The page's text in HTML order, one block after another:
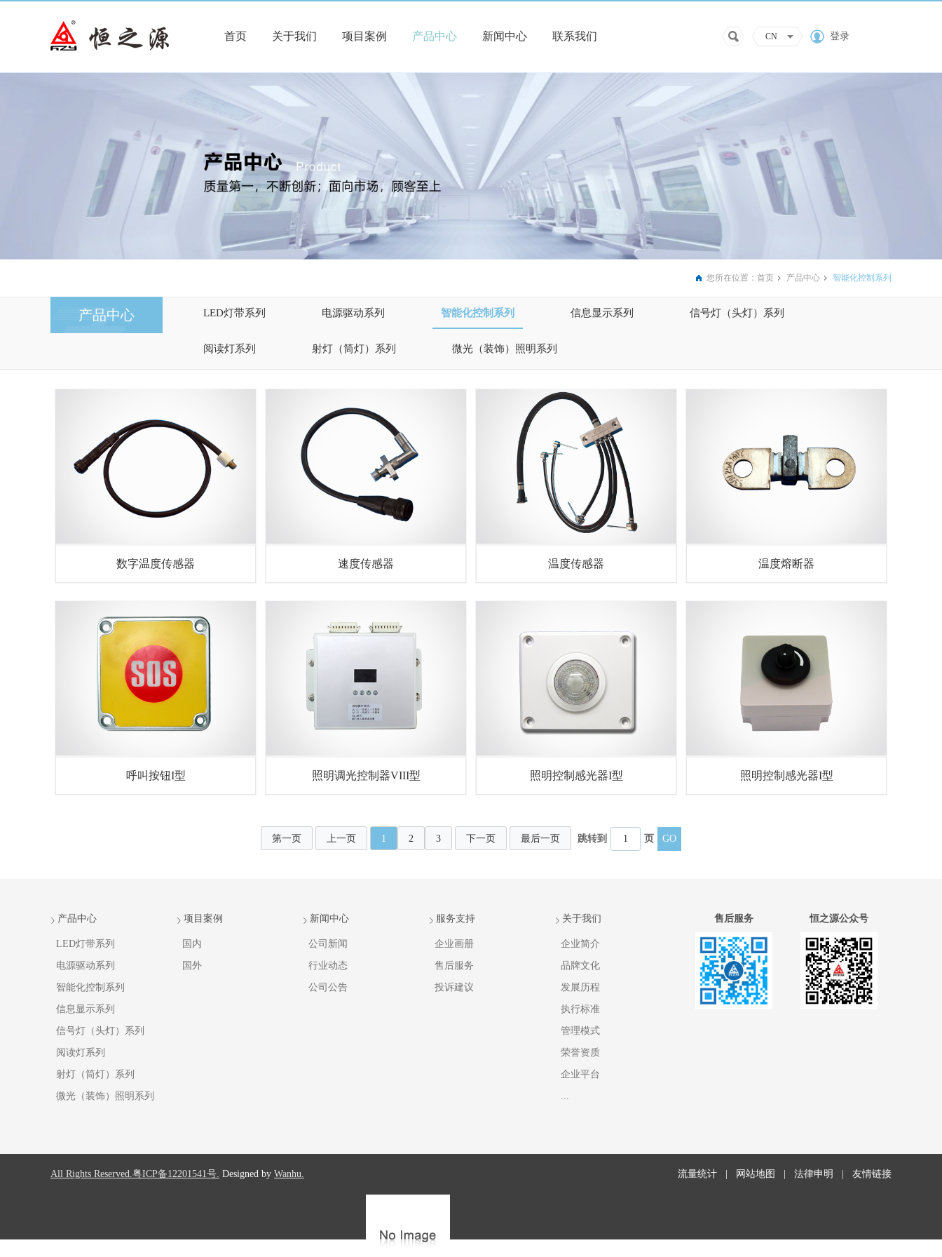
首页 关于我们 项目案例 产品中心 新闻中心 联系我们 CN 登录
您所在位置： 首页 产品中心 智能化控制系列
产品中心 LED灯带系列 电源驱动系列 智能化控制系列 信息显示系列 信号灯（头灯）系列
阅读灯系列 射灯（筒灯）系列 微光（装饰）照明系列
数字温度传感器 速度传感器 温度传感器 温度熔断器
呼叫按钮I型 照明调光控制器VIII型 照明控制感光器I型 照明控制感光器I型
第一页 上一页 1 2 3 下一页 最后一页 跳转到 页
产品中心
LED灯带系列
电源驱动系列
智能化控制系列
信息显示系列
信号灯（头灯）系列
阅读灯系列
射灯（筒灯）系列
微光（装饰）照明系列
项目案例
国内
国外
新闻中心
公司新闻
行业动态
公司公告
服务支持
企业画册
售后服务
投诉建议
关于我们
企业简介
品牌文化
发展历程
执行标准
管理模式
荣誉资质
企业平台
售后服务 恒之源公众号
流量统计 | 网站地图 | 法律申明 | 友情链接
All Rights Reserved.粤ICP备12201541号. Designed by Wanhu.